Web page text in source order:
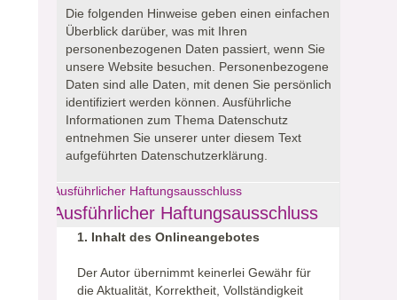
Die folgenden Hinweise geben einen einfachen
Überblick darüber, was mit Ihren
personenbezogenen Daten passiert, wenn Sie
unsere Website besuchen. Personenbezogene
Daten sind alle Daten, mit denen Sie persönlich
identifiziert werden können. Ausführliche
Informationen zum Thema Datenschutz
entnehmen Sie unserer unter diesem Text
aufgeführten Datenschutzerklärung.
Ausführlicher Haftungsausschluss
Ausführlicher Haftungsausschluss
1. Inhalt des Onlineangebotes
Der Autor übernimmt keinerlei Gewähr für
die Aktualität, Korrektheit, Vollständigkeit